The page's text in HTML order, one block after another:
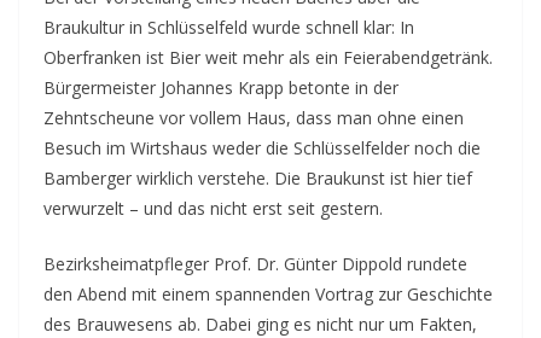
Braukultur in Schlüsselfeld wurde schnell klar: In
Oberfranken ist Bier weit mehr als ein Feierabendgetränk.
Bürgermeister Johannes Krapp betonte in der
Zehntscheune vor vollem Haus, dass man ohne einen
Besuch im Wirtshaus weder die Schlüsselfelder noch die
Bamberger wirklich verstehe. Die Braukunst ist hier tief
verwurzelt – und das nicht erst seit gestern.
Bezirksheimatpfleger Prof. Dr. Günter Dippold rundete
den Abend mit einem spannenden Vortrag zur Geschichte
des Brauwesens ab. Dabei ging es nicht nur um Fakten,